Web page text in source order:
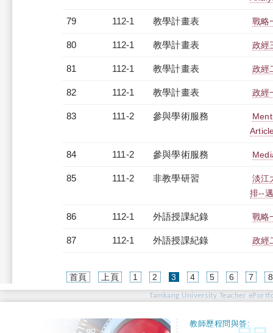
79 112-1 教學計畫表 戰略
80 112-1 教學計畫表 政經
81 112-1 教學計畫表 政經
82 112-1 教學計畫表 政經
83 111-2 參與學術服務
84 111-2 參與學術服務
85 111-2 非教學研習
淡江
排--
86 112-1 外語授課紀錄 戰略
87 112-1 外語授課紀錄 政經
首頁 上頁 1 2 3 (current)
4 5 6 7 8
Tamkang University Teacher
教師歷程問與答: